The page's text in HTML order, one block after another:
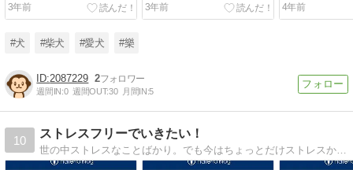
3年前
3年前
4年前
#犬 #柴犬 #愛犬 #樂
2087229 2
週間IN:0 週間OUT:30 月間IN:5
10
ストレスフリーでいきたい！
世の中ストレスなことばかり。でも今はちょっとだけストレスから解放されました。それはあることをやめたから。何かはオイオイ書いていきます。その他、日常のこと、愛犬のこと、愚痴、情報など。